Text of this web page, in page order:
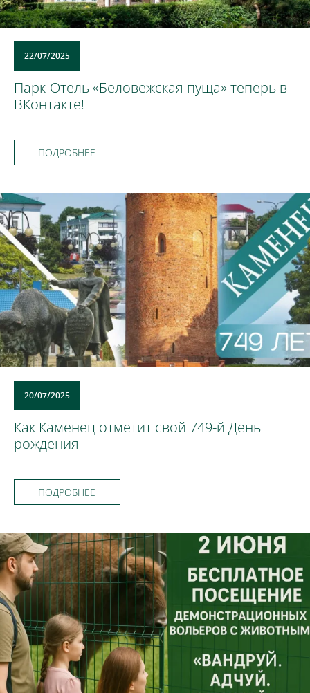
22/07/2025
Парк-Отель «Беловежская пуща» теперь в
ВКонтакте!
ПОДРОБНЕЕ
20/07/2025
Как Каменец отметит свой 749-й День
рождения
ПОДРОБНЕЕ